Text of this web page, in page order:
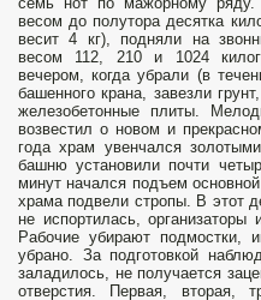
весом до полутора десятка
весит 4 кг), подняли на
весом 112, 210 и 1024
вечером, когда убрали (в
башенного крана, завезли
железобетонные плиты.
возвестил о новом и
года храм увенчался
башню установили почти
минут начался подъем
храма подвели стропы. В этот
не испортилась,
Рабочие убирают подмостки,
убрано. За подготовкой
заладилось, не получается
отверстия. Первая, вторая,